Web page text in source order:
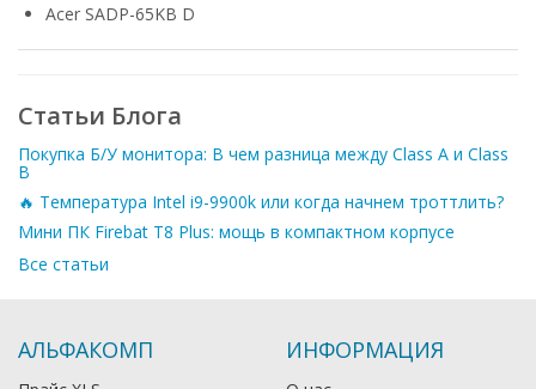
Acer SADP-65KB D
Статьи Блога
Покупка Б/У монитора: В чем разница между Class A и Class
B
🔥 Температура Intel i9-9900k или когда начнем троттлить?
Мини ПК Firebat T8 Plus: мощь в компактном корпусе
Все статьи
АЛЬФАКОМП ИНФОРМАЦИЯ